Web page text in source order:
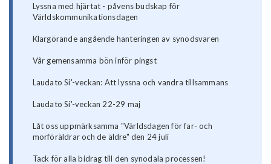
Lyssna med hjärtat - påvens budskap för
Världskommunikationsdagen
Klargörande angående hanteringen av synodsvaren
Vår gemensamma bön inför pingst
Laudato Si'-veckan: Att lyssna och vandra tillsammans
Laudato Si'-veckan 22-29 maj
Låt oss uppmärksamma "Världsdagen för far- och
morföräldrar och de äldre" den 24 juli
Tack för alla bidrag till den synodala processen!